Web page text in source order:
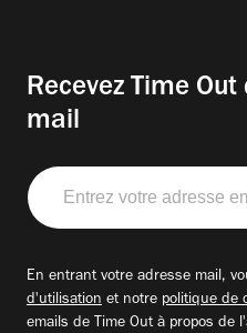
Recevez Time
mail
Entrez
votre
adresse
En entrant votre adresse mail,
d'utilisation et notre politique de
emails de Time Out à propos de